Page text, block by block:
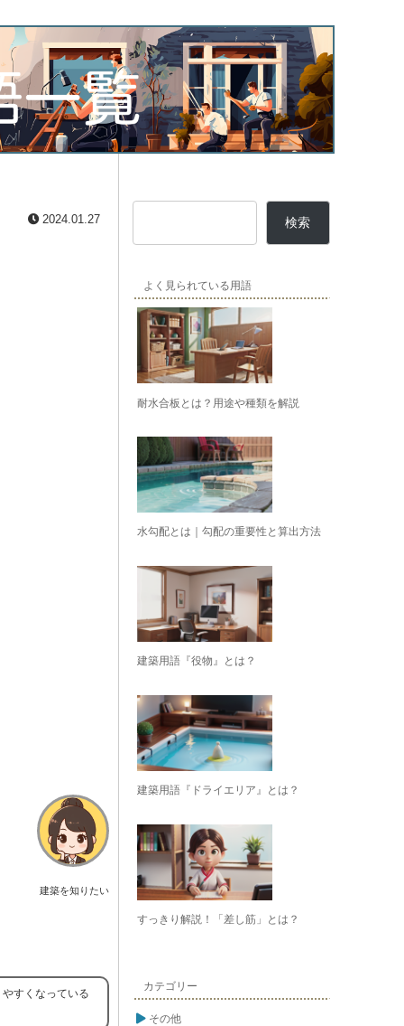
2024.01.27
建築を知りたい
すくなっている
検索
よく見られている用語
耐水合板とは？用途や種類を解説
水勾配とは｜勾配の重要性と算出方法
建築用語『役物』とは？
建築用語『ドライエリア』とは？
すっきり解説！「差し筋」とは？
カテゴリー
その他